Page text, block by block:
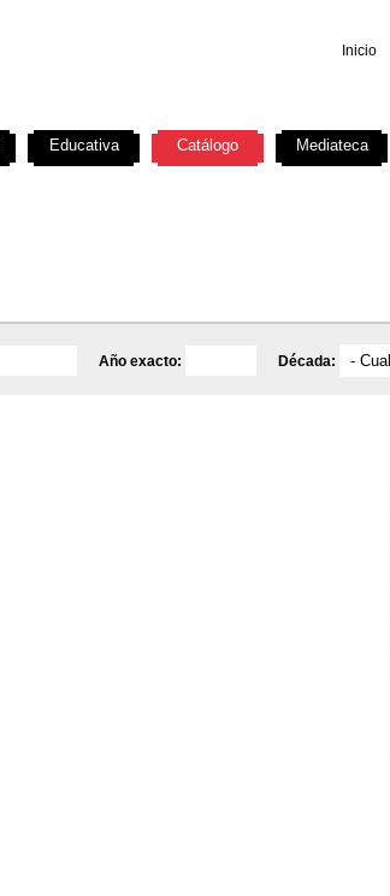
Inicio
Año exacto: Década:
Educativa Catálogo Mediateca